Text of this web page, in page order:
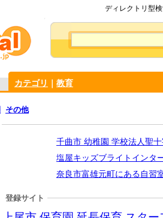
ディレクトリ型
カテゴリ 教育
その他
千曲市 幼稚園 学校法人聖
塩屋キッズブライトインタ
奈良市富雄元町にある自習
登録サイト